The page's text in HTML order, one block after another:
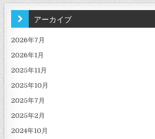
アーカイブ
2026年7月
2026年1月
2025年11月
2025年10月
2025年7月
2025年2月
2024年10月